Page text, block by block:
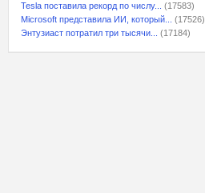
Tesla поставила рекорд по числу...
(17583)
Microsoft представила ИИ, который...
(17526)
Энтузиаст потратил три тысячи...
(17184)